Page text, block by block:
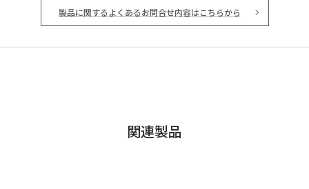
製品に関するよくあるお問合せ内容はこちらから
関連製品